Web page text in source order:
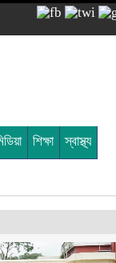
শিক্ষা স্বাস্থ্য